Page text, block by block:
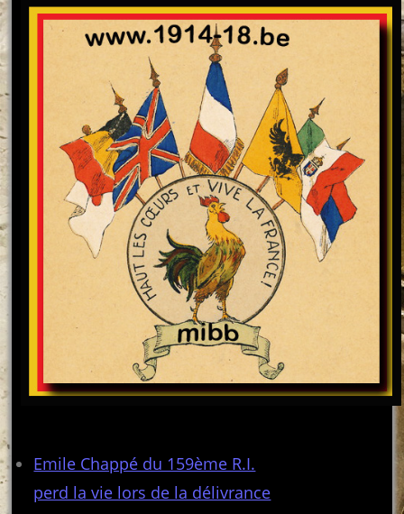
Emile Chappé du 159ème R.I.
perd la vie lors de la délivrance